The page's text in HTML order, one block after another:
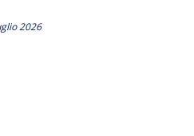
2026